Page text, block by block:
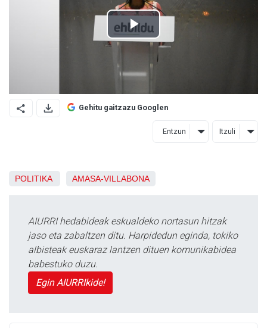
Gehitu gaitzazu Googlen
Entzun Itzuli
POLITIKA AMASA-VILLABONA
AIURRI hedabideak eskualdeko nortasun hitzak
jaso eta zabaltzen ditu. Harpidedun eginda, tokiko
albisteak euskaraz lantzen dituen komunikabidea
babestuko duzu.
Egin AIURRIkide!